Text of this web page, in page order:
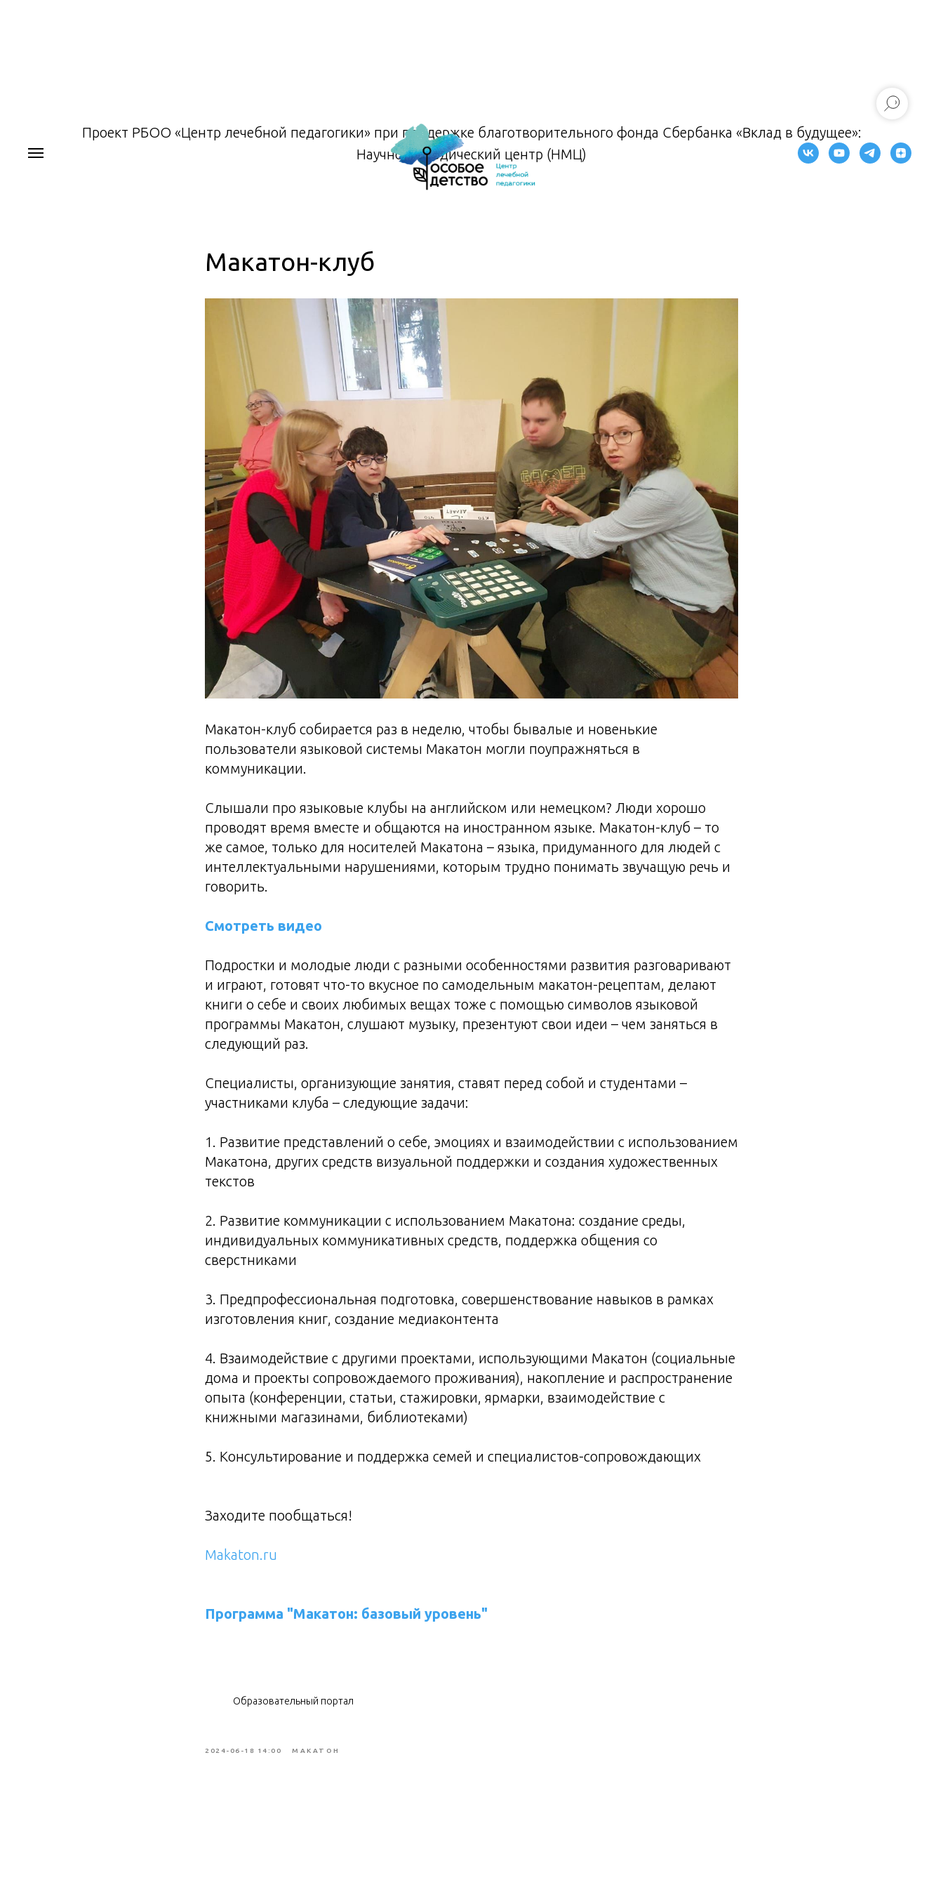
Проект РБОО «Центр лечебной педагогики» при поддержке благотворительного фонда Сбербанка «Вклад в будущее»:
Научно-методический центр (НМЦ)
Макатон-клуб
Макатон-клуб собирается раз в неделю, чтобы бывалые и новенькие
пользователи языковой системы Макатон могли поупражняться в
коммуникации.
Слышали про языковые клубы на английском или немецком? Люди хорошо
проводят время вместе и общаются на иностранном языке. Макатон-клуб – то
же самое, только для носителей Макатона – языка, придуманного для людей с
интеллектуальными нарушениями, которым трудно понимать звучащую речь и
говорить.
Смотреть видео
Подростки и молодые люди с разными особенностями развития разговаривают
и играют, готовят что-то вкусное по самодельным макатон-рецептам, делают
книги о себе и своих любимых вещах тоже с помощью символов языковой
программы Макатон, слушают музыку, презентуют свои идеи – чем заняться в
следующий раз.
Специалисты, организующие занятия, ставят перед собой и студентами –
участниками клуба – следующие задачи:
1. Развитие представлений о себе, эмоциях и взаимодействии с использованием
Макатона, других средств визуальной поддержки и создания художественных
текстов
2. Развитие коммуникации с использованием Макатона: создание среды,
индивидуальных коммуникативных средств, поддержка общения со
сверстниками
3. Предпрофессиональная подготовка, совершенствование навыков в рамках
изготовления книг, создание медиаконтента
4. Взаимодействие с другими проектами, использующими Макатон (социальные
дома и проекты сопровождаемого проживания), накопление и распространение
опыта (конференции, статьи, стажировки, ярмарки, взаимодействие с
книжными магазинами, библиотеками)
5. Консультирование и поддержка семей и специалистов-сопровождающих
Заходите пообщаться!
Makaton.ru
Программа "Макатон: базовый уровень"
Образовательный портал
2024-06-18 14:00 МАКАТОН